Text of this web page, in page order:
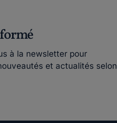
à la newsletter pour
et actualités selon